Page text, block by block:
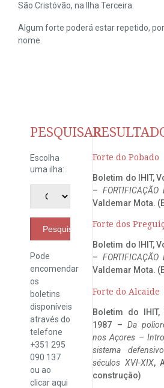
São Cristóvão, na Ilha Terceira.
Algum forte poderá estar repetido,
nome.
PESQUISAR
Escolha
uma ilha:
Pesquisar
Pode
encomendar
os
boletins
disponíveis
através do
telefone
+351 295
090 137
ou ao
clicaraqui
Forte do Pobado
Boletim do IHIT,
–
Valdemar Mota.
Forte dos
Boletim do IHIT,
–
Valdemar Mota.
Forte do Alcaide
Boletim do IHIT,
1987 – Da
nos Açores –
sistema
séculos XVI-XIX,
construção)